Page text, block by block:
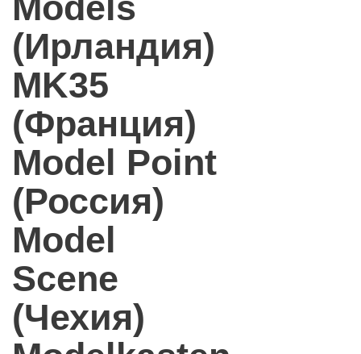
(Ирландия)
MK35
(Франция)
Model Point
(Россия)
Model
Scene
(Чехия)